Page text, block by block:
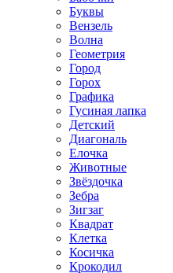
Буквы
Вензель
Волна
Геометрия
Город
Горох
Графика
Гусиная лапка
Детский
Диагональ
Елочка
Животные
Звёздочка
Зебра
Зигзаг
Квадрат
Клетка
Косичка
Крокодил